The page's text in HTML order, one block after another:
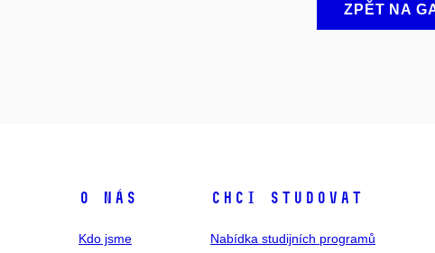
ZPĚT NA
O NÁS
Kdo jsme
CHCI STUDOVAT
Nabídka studijních programů